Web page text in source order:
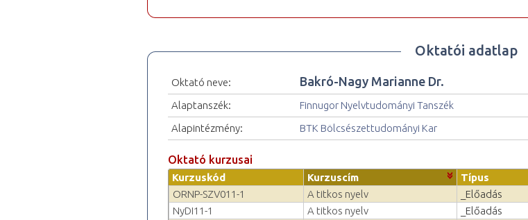
Oktatói adatlap
Oktató neve: Bakró-Nagy Marianne Dr.
Alaptanszék:
Finnugor Nyelvtudományi Tanszék
Alapintézmény:
BTK Bölcsészettudományi Kar
Oktató kurzusai
Kurzuskód Kurzuscím Típus
ORNP-SZV011-1
A titkos nyelv _Előadás
NyDI11-1
A titkos nyelv _Előadás